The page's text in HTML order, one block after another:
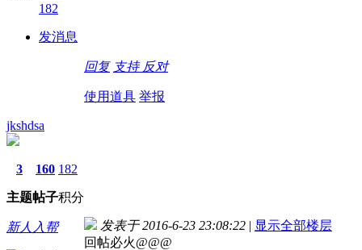
182
发消息
回复 支持 反对
使用道具 举报
jkshdsa
3
主题
160
帖子
182
积分
新人入帮 发表于 2016-6-23 23:08:22 | 显示全部楼层
回帖必火@@@